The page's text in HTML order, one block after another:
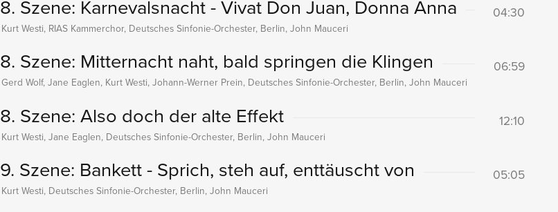
8. Szene: Karnevalsnacht - Vivat Don Juan, Donna Anna 04:30
Kurt Westi, RIAS Kammerchor, Deutsches Sinfonie-Orchester, Berlin, John Mauceri
8. Szene: Mitternacht naht, bald springen die Klingen 06:59
Gerd Wolf, Jane Eaglen, Kurt Westi, Johann-Werner Prein, Deutsches Sinfonie-Orchester, Berlin, John Mauceri
8. Szene: Also doch der alte Effekt 12:10
Kurt Westi, Jane Eaglen, Deutsches Sinfonie-Orchester, Berlin, John Mauceri
9. Szene: Bankett - Sprich, steh auf, enttäuscht von 05:05
Kurt Westi, Deutsches Sinfonie-Orchester, Berlin, John Mauceri